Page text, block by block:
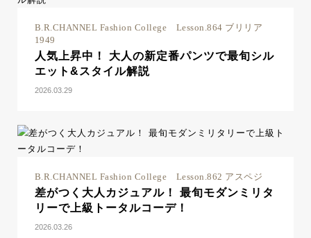
B.R.CHANNEL Fashion College Lesson.864 ブリリア
1949
人気上昇中！ 大人の新定番パンツで最旬シル
エット&スタイル解説
2026.03.29
B.R.CHANNEL Fashion College Lesson.862 アスペジ
差がつく大人カジュアル！ 最旬モダンミリタ
リーで上級トータルコーデ！
2026.03.26